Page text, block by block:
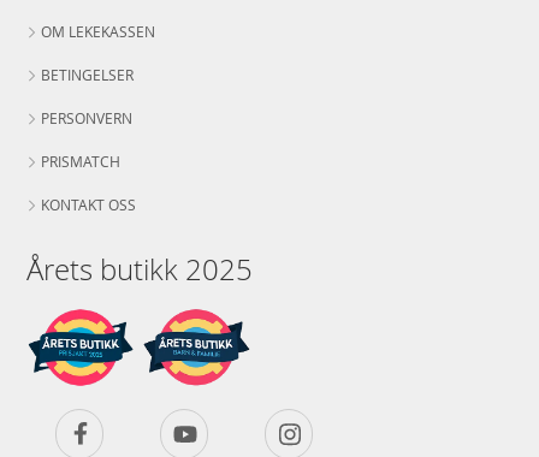
OM LEKEKASSEN
BETINGELSER
PERSONVERN
PRISMATCH
KONTAKT OSS
Årets butikk 2025